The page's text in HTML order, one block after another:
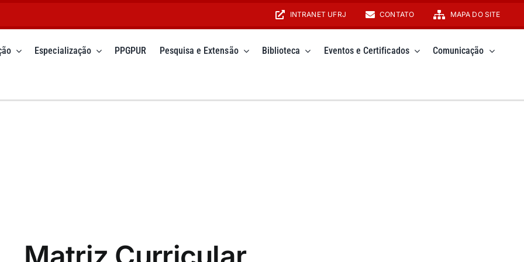
INTRANET UFRJ CONTATO MAPA DO SITE
Especialização PPGPUR Pesquisa e Extensão Biblioteca Eventos e Certificados Comunicação